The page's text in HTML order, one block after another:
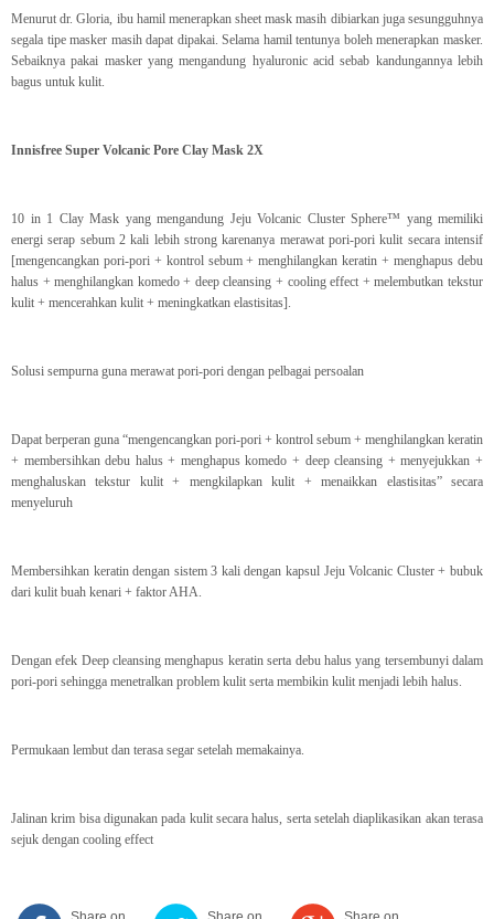
Menurut dr. Gloria, ibu hamil menerapkan sheet mask masih dibiarkan juga sesungguhnya
segala tipe masker masih dapat dipakai. Selama hamil tentunya boleh menerapkan masker.
Sebaiknya pakai masker yang mengandung hyaluronic acid sebab kandungannya lebih
bagus untuk kulit.
Innisfree Super Volcanic Pore Clay Mask 2X
10 in 1 Clay Mask yang mengandung Jeju Volcanic Cluster Sphere™ yang memiliki
energi serap sebum 2 kali lebih strong karenanya merawat pori-pori kulit secara intensif
[mengencangkan pori-pori + kontrol sebum + menghilangkan keratin + menghapus debu
halus + menghilangkan komedo + deep cleansing + cooling effect + melembutkan tekstur
kulit + mencerahkan kulit + meningkatkan elastisitas].
Solusi sempurna guna merawat pori-pori dengan pelbagai persoalan
Dapat berperan guna “mengencangkan pori-pori + kontrol sebum + menghilangkan keratin
+ membersihkan debu halus + menghapus komedo + deep cleansing + menyejukkan +
menghaluskan tekstur kulit + mengkilapkan kulit + menaikkan elastisitas” secara
menyeluruh
Membersihkan keratin dengan sistem 3 kali dengan kapsul Jeju Volcanic Cluster + bubuk
dari kulit buah kenari + faktor AHA.
Dengan efek Deep cleansing menghapus keratin serta debu halus yang tersembunyi dalam
pori-pori sehingga menetralkan problem kulit serta membikin kulit menjadi lebih halus.
Permukaan lembut dan terasa segar setelah memakainya.
Jalinan krim bisa digunakan pada kulit secara halus, serta setelah diaplikasikan akan terasa
sejuk dengan cooling effect